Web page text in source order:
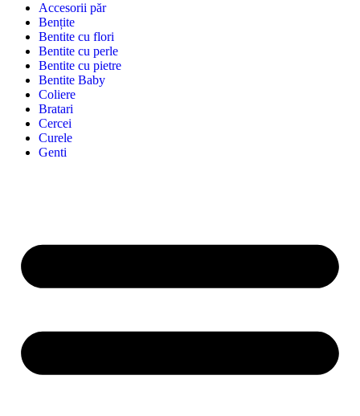
Accesorii păr
Bențite
Bentite cu flori
Bentite cu perle
Bentite cu pietre
Bentite Baby
Coliere
Bratari
Cercei
Curele
Genti